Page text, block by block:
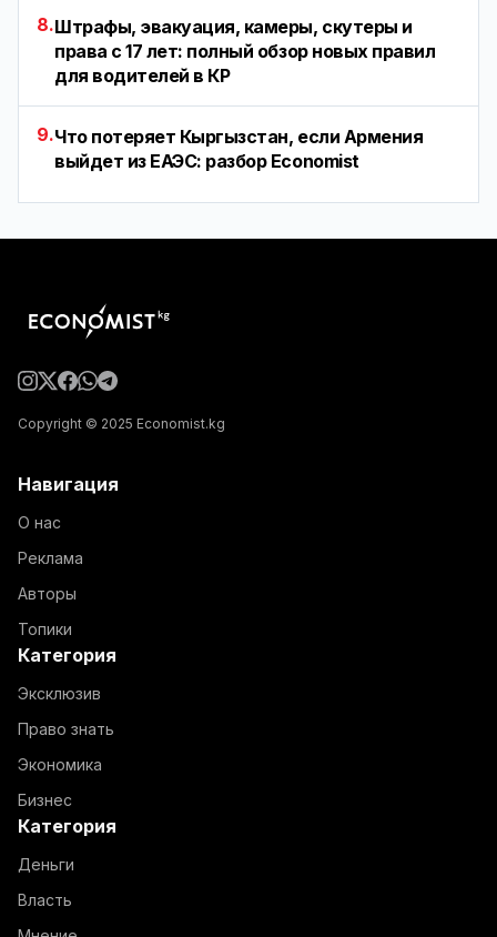
8.Штрафы, эвакуация, камеры, скутеры и
права с 17 лет: полный обзор новых правил
для водителей в КР
9.Что потеряет Кыргызстан, если Армения
выйдет из ЕАЭС: разбор Economist
Copyright © 2025 Economist.kg
Навигация
О нас
Реклама
Авторы
Топики
Категория
Эксклюзив
Право знать
Экономика
Бизнес
Категория
Деньги
Власть